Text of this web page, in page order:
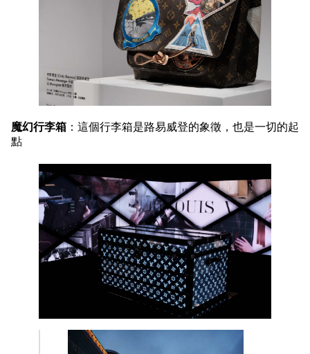
魔幻行李箱 ：這個行李箱是路易威登的象徵，也是一切的起
點